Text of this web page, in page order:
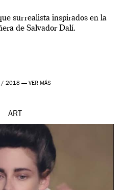
surrealista inspirados en la
de Salvador Dalí.
/ 2018 — VER MÁS
ART